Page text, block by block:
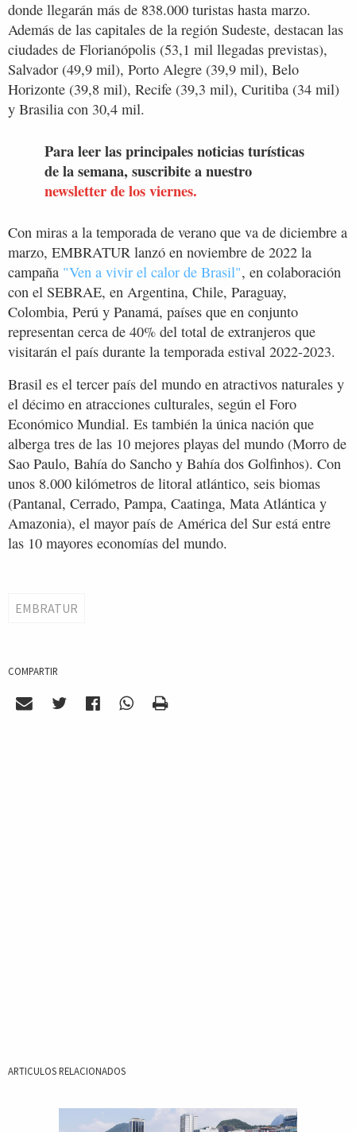
donde llegarán más de 838.000 turistas hasta marzo.
Además de las capitales de la región Sudeste, destacan las
ciudades de Florianópolis (53,1 mil llegadas previstas),
Salvador (49,9 mil), Porto Alegre (39,9 mil), Belo
Horizonte (39,8 mil), Recife (39,3 mil), Curitiba (34 mil)
y Brasilia con 30,4 mil.
Para leer las principales noticias turísticas
de la semana, suscribite a nuestro
newsletter de los viernes.
Con miras a la temporada de verano que va de diciembre a
marzo, EMBRATUR lanzó en noviembre de 2022 la
campaña "Ven a vivir el calor de Brasil", en colaboración
con el SEBRAE, en Argentina, Chile, Paraguay,
Colombia, Perú y Panamá, países que en conjunto
representan cerca de 40% del total de extranjeros que
visitarán el país durante la temporada estival 2022-2023.
Brasil es el tercer país del mundo en atractivos naturales y
el décimo en atracciones culturales, según el Foro
Económico Mundial. Es también la única nación que
alberga tres de las 10 mejores playas del mundo (Morro de
Sao Paulo, Bahía do Sancho y Bahía dos Golfinhos). Con
unos 8.000 kilómetros de litoral atlántico, seis biomas
(Pantanal, Cerrado, Pampa, Caatinga, Mata Atlántica y
Amazonia), el mayor país de América del Sur está entre
las 10 mayores economías del mundo.
EMBRATUR
COMPARTIR
ARTICULOS RELACIONADOS